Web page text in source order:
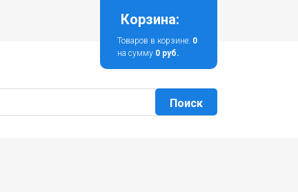
Корзина:
Товаров в корзине: 0
на сумму 0 руб.